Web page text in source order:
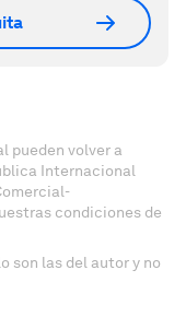
pueden volver a
Internacional
condiciones de
son las del autor y no